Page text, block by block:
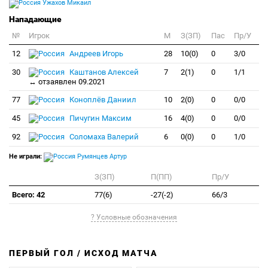
Ужахов Микаил
Нападающие
№ Игрок M З(ЗП) Пас
Пр/У
12
Андреев Игорь 28 10(0) 0 3/0
30
Каштанов Алексей
↔ отзаявлен 09.2021
7 2(1) 0 1/1
77 Коноплёв Даниил 10 2(0) 0 0/0
45 Пичугин Максим 16 4(0) 0 0/0
92 Соломаха Валерий 6 0(0) 0 1/0
Не играли: Румянцев Артур
З(ЗП) П(ПП)
Пр/У
Всего: 42
77(6) -27(-2) 66/3
? Условные обозначения
ПЕРВЫЙ ГОЛ / ИСХОД МАТЧА